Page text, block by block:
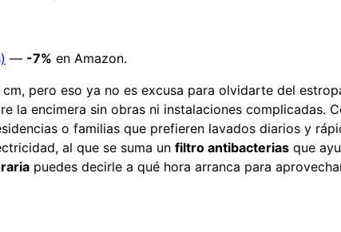
— -7% en Amazon.
pero eso ya no es excusa para olvidarte del
la encimera sin obras ni instalaciones complicadas.
o familias que prefieren lavados diarios y
al que se suma un filtro antibacterias que
puedes decirle a qué hora arranca para